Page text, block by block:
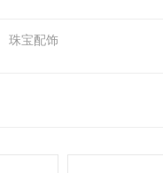
珠宝配饰